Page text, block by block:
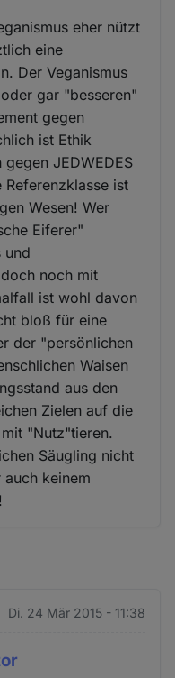
eher nützt
eine
Der Veganismus
gar "besseren"
gegen
ist Ethik
JEDWEDES
ist
Wesen! Wer
Eiferer"
und
noch mit
ist wohl davon
bloß für eine
der "persönlichen
Waisen
aus den
Zielen auf die
"Nutz"tieren.
Säugling nicht
keinem
Di. 24 Mär 2015 - 11:38